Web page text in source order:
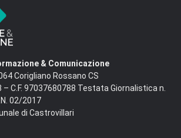
& Comunicazione
Corigliano Rossano CS
– C.F. 97037680788 Testata Giornalistica n.
02/2017
di Castrovillari